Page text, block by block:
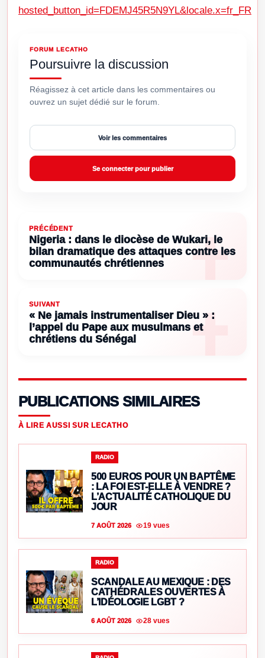
hosted_button_id=FDEMJ45R5N9YL&locale.x=fr_FR
FORUM LECATHO
Poursuivre la discussion
Réagissez à cet article dans les commentaires ou
ouvrez un sujet dédié sur le forum.
Voir les commentaires
Se connecter pour publier
PRÉCÉDENT
Nigeria : dans le diocèse de Wukari, le
bilan dramatique des attaques contre les
communautés chrétiennes
SUIVANT
« Ne jamais instrumentaliser Dieu » :
l’appel du Pape aux musulmans et
chrétiens du Sénégal
PUBLICATIONS SIMILAIRES
À LIRE AUSSI SUR LECATHO
RADIO
500 EUROS POUR UN BAPTÊME
: LA FOI EST-ELLE À VENDRE ?
L’ACTUALITÉ CATHOLIQUE DU
JOUR
7 AOÛT 2026 19 vues
RADIO
SCANDALE AU MEXIQUE : DES
CATHÉDRALES OUVERTES À
L’IDÉOLOGIE LGBT ?
6 AOÛT 2026 28 vues